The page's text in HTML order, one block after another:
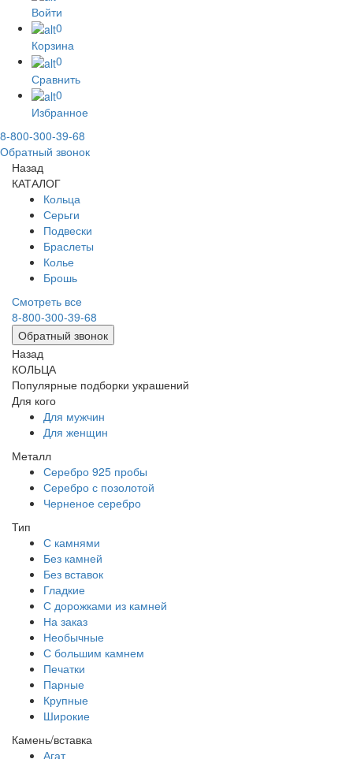
Войти
0
Корзина
0
Сравнить
0
Избранное
8-800-300-39-68
Обратный звонок
Назад
КАТАЛОГ
Кольца
Серьги
Подвески
Браслеты
Колье
Брошь
Смотреть все
8-800-300-39-68
Обратный звонок
Назад
КОЛЬЦА
Популярные подборки украшений
Для кого
Для мужчин
Для женщин
Металл
Серебро 925 пробы
Серебро с позолотой
Черненое серебро
Тип
С камнями
Без камней
Без вставок
Гладкие
С дорожками из камней
На заказ
Необычные
С большим камнем
Печатки
Парные
Крупные
Широкие
Камень/вставка
Агат